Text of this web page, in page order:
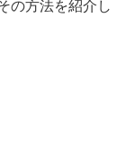
の方法を紹介し